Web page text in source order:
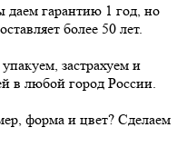
даем гарантию 1 год, но
более 50 лет.
застрахуем и
в любой город России.
форма и цвет? Сделаем